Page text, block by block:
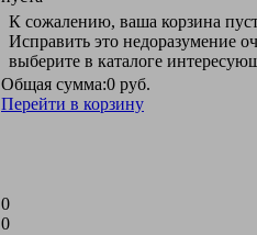
К сожалению, ваша корзина
Исправить это недоразумение
выберите в каталоге
Общая сумма:0 руб.
Перейти в корзину
0
0